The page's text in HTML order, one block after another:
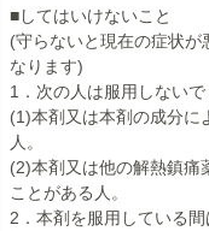
■してはいけないこと
(守らないと現在の症状が
なります)
1．次の人は服用しない
(1)本剤又は本剤の成分に
人。
(2)本剤又は他の解熱鎮痛
ことがある人。
2．本剤を服用している